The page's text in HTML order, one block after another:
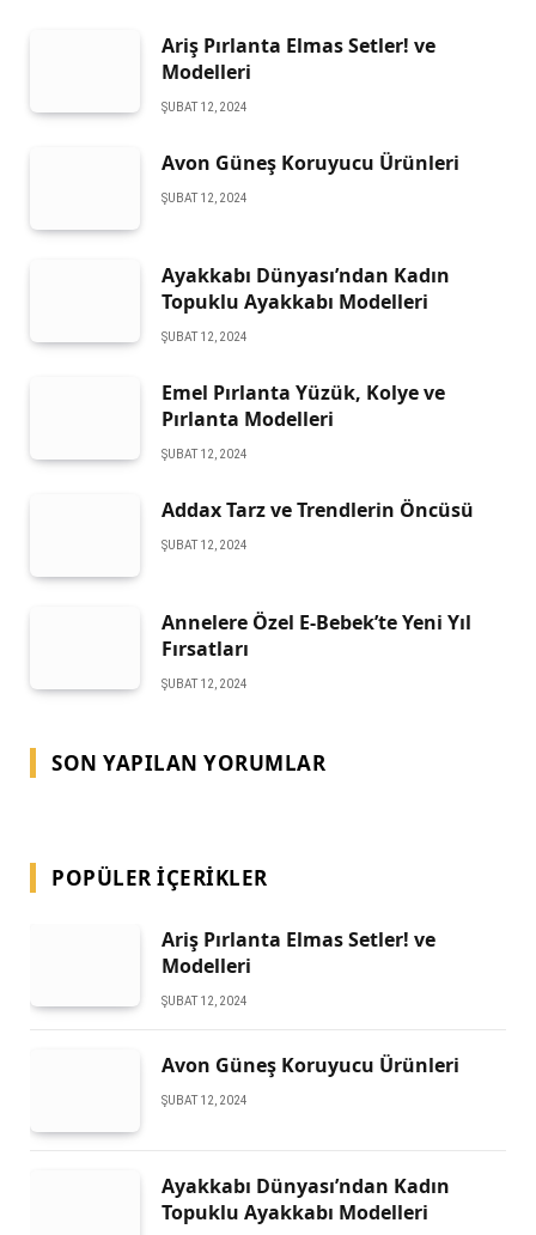
Ariş Pırlanta Elmas Setler! ve
Modelleri
ŞUBAT 12, 2024
Avon Güneş Koruyucu Ürünleri
ŞUBAT 12, 2024
Ayakkabı Dünyası’ndan Kadın
Topuklu Ayakkabı Modelleri
ŞUBAT 12, 2024
Emel Pırlanta Yüzük, Kolye ve
Pırlanta Modelleri
ŞUBAT 12, 2024
Addax Tarz ve Trendlerin Öncüsü
ŞUBAT 12, 2024
Annelere Özel E-Bebek’te Yeni Yıl
Fırsatları
ŞUBAT 12, 2024
SON YAPILAN YORUMLAR
POPÜLER İÇERIKLER
Ariş Pırlanta Elmas Setler! ve
Modelleri
ŞUBAT 12, 2024
Avon Güneş Koruyucu Ürünleri
ŞUBAT 12, 2024
Ayakkabı Dünyası’ndan Kadın
Topuklu Ayakkabı Modelleri